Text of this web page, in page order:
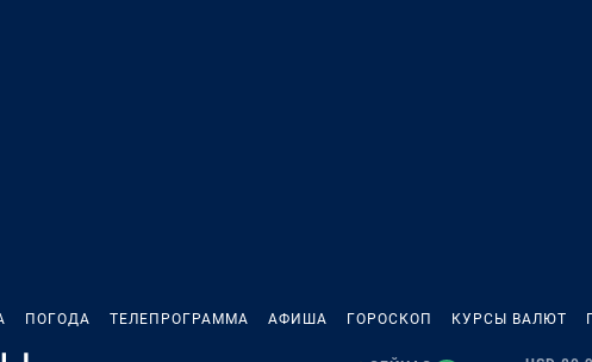
ПОГОДА ТЕЛЕПРОГРАММА АФИША ГОРОСКОП КУРСЫ ВАЛЮТ